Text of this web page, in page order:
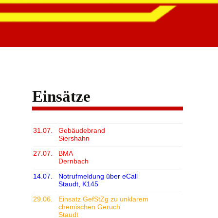
Einsätze
31.07.
Gebäudebrand
Siershahn
27.07.
BMA
Dernbach
14.07.
Notrufmeldung über eCall
Staudt, K145
29.06.
Einsatz GefStZg zu unklarem
chemischen Geruch
Staudt